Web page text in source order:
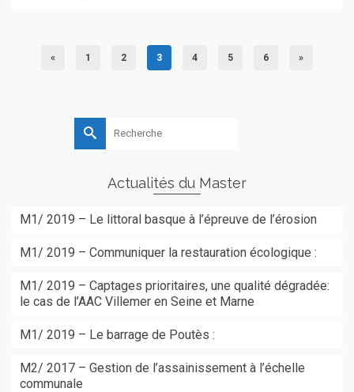
« 1 2 3 4 5 6 »
Rechercher :
Actualités du Master
M1/ 2019 – Le littoral basque à l’épreuve de l’érosion
M1/ 2019 – Communiquer la restauration écologique :
M1/ 2019 – Captages prioritaires, une qualité dégradée:
le cas de l’AAC Villemer en Seine et Marne
M1/ 2019 – Le barrage de Poutès :
M2/ 2017 – Gestion de l’assainissement à l’échelle
communale